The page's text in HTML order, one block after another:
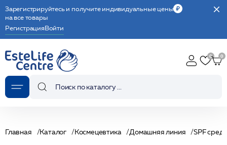
Зарегистрируйтесь и получите индивидуальные цены
на все товары
РегистрацияВойти
Главная Каталог Космецевтика Домашняя линия SPF